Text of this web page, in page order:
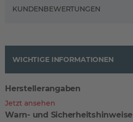
KUNDENBEWERTUNGEN
WICHTIGE INFORMATIONEN
Herstellerangaben
Jetzt ansehen
Warn- und Sicherheitshinweise